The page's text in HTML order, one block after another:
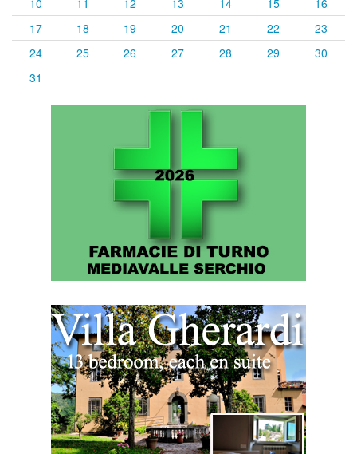
10
11 12 13 14 15
16
17
18 19 20 21 22
23
24
25 26 27 28 29
30
31